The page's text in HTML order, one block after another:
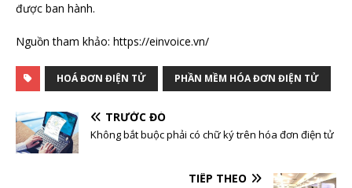
được ban hành.
Nguồn tham khảo: https://einvoice.vn/
HOÁ ĐƠN ĐIỆN TỬ PHẦN MỀM HÓA ĐƠN ĐIỆN TỬ
TRƯỚC ĐÓ
Không bắt buộc phải có chữ ký trên hóa đơn điện tử
TIẾP THEO